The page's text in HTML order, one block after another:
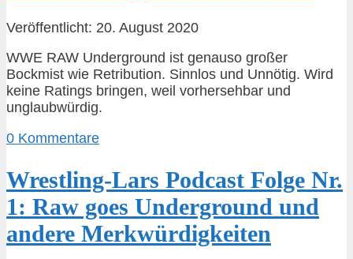
Veröffentlicht: 20. August 2020
WWE RAW Underground ist genauso großer
Bockmist wie Retribution. Sinnlos und Unnötig. Wird
keine Ratings bringen, weil vorhersehbar und
unglaubwürdig.
0 Kommentare
Wrestling-Lars Podcast Folge Nr.
1: Raw goes Underground und
andere Merkwürdigkeiten